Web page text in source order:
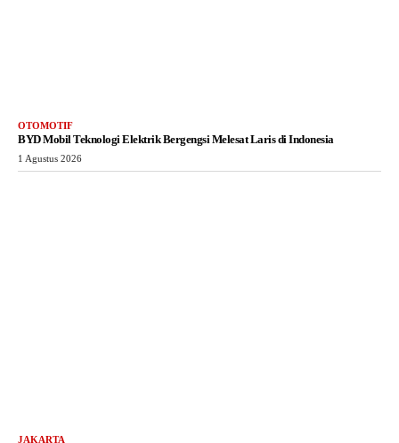
OTOMOTIF
BYD Mobil Teknologi Elektrik Bergengsi Melesat Laris di Indonesia
1 Agustus 2026
JAKARTA